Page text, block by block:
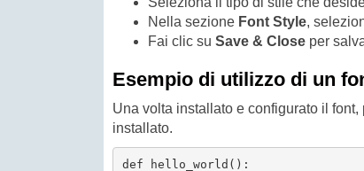
Nella sezione Font Style,
Fai clic su Save & Close per
Esempio di utilizzo di un
Una volta installato e configurato il
installato.
def hello_world():